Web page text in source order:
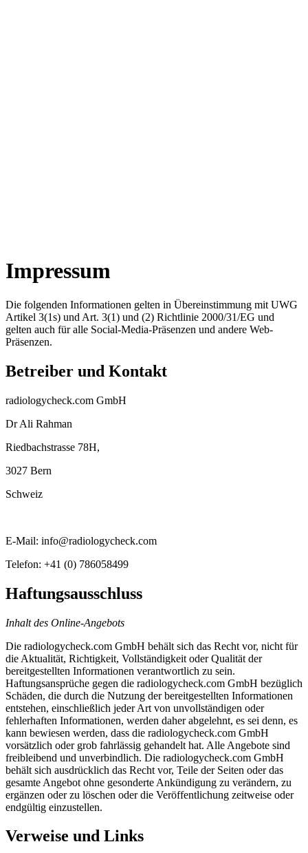
Impressum
Die folgenden Informationen gelten in Übereinstimmung mit UWG
Artikel 3(1s) und Art. 3(1) und (2) Richtlinie 2000/31/EG und
gelten auch für alle Social-Media-Präsenzen und andere Web-
Präsenzen.
Betreiber und Kontakt
radiologycheck.com GmbH
Dr Ali Rahman
Riedbachstrasse 78H,
3027 Bern
Schweiz
E-Mail: info@radiologycheck.com
Telefon: +41 (0) 786058499
Haftungsausschluss
Inhalt des Online-Angebots
Die radiologycheck.com GmbH behält sich das Recht vor, nicht für
die Aktualität, Richtigkeit, Vollständigkeit oder Qualität der
bereitgestellten Informationen verantwortlich zu sein.
Haftungsansprüche gegen die radiologycheck.com GmbH bezüglich
Schäden, die durch die Nutzung der bereitgestellten Informationen
entstehen, einschließlich jeder Art von unvollständigen oder
fehlerhaften Informationen, werden daher abgelehnt, es sei denn, es
kann bewiesen werden, dass die radiologycheck.com GmbH
vorsätzlich oder grob fahrlässig gehandelt hat. Alle Angebote sind
freibleibend und unverbindlich. Die radiologycheck.com GmbH
behält sich ausdrücklich das Recht vor, Teile der Seiten oder das
gesamte Angebot ohne gesonderte Ankündigung zu verändern, zu
ergänzen oder zu löschen oder die Veröffentlichung zeitweise oder
endgültig einzustellen.
Verweise und Links